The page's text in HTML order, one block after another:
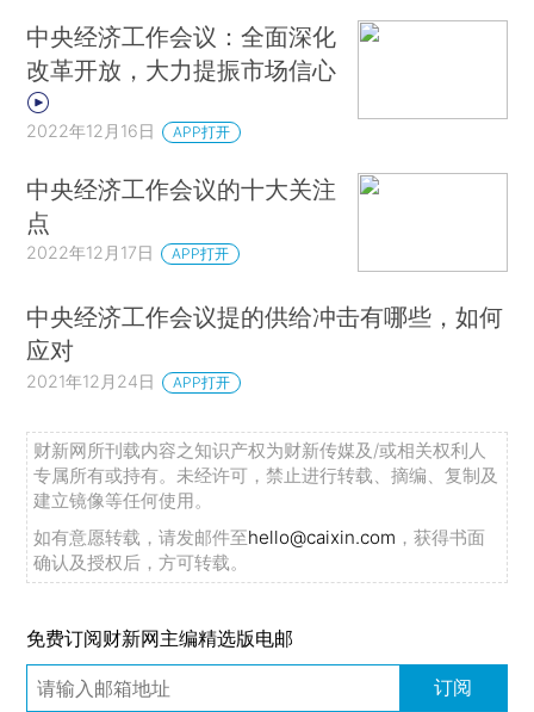
中央经济工作会议：全面深化
改革开放，大力提振市场信心
2022年12月16日 APP打开
中央经济工作会议的十大关注
点
2022年12月17日 APP打开
中央经济工作会议提的供给冲击有哪些，如何
应对
2021年12月24日 APP打开
财新网所刊载内容之知识产权为财新传媒及/或相关权利人
专属所有或持有。未经许可，禁止进行转载、摘编、复制及
建立镜像等任何使用。
如有意愿转载，请发邮件至hello@caixin.com ，获得书面
确认及授权后，方可转载。
免费订阅财新网主编精选版电邮
订阅